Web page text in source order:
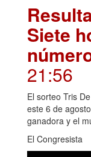
Siete
21:56
El sorteo Tris
este 6 de
ganadora y el
El Congresista